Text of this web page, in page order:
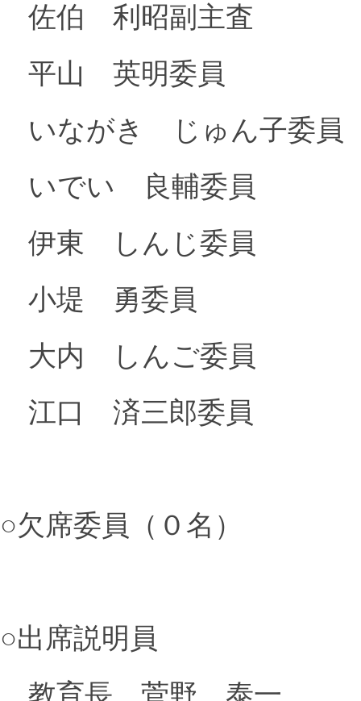
佐伯 利昭副主査
平山 英明委員
いながき じゅん子委員
いでい 良輔委員
伊東 しんじ委員
小堤 勇委員
大内 しんご委員
江口 済三郎委員
○欠席委員（０名）
○出席説明員
教育長 菅野 泰一